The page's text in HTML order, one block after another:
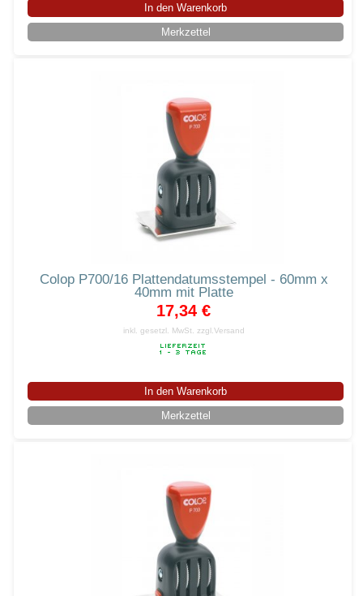
In den Warenkorb
Merkzettel
Colop P700/16 Plattendatumsstempel - 60mm x
40mm mit Platte
17,34 €
inkl. gesetzl. MwSt. zzgl.Versand
In den Warenkorb
Merkzettel